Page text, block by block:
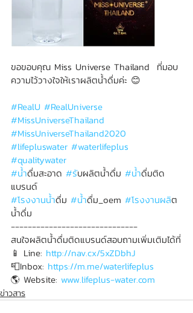
ขอขอบคุณ Miss Universe Thailand  ที่มอบ
ความไว้วางใจให้เราผลิตน้ำดื่มค่ะ 😊
#RealU #RealUniverse
#MissUniverseThailand
#MissUniverseThailand2020
#lifepluswater #waterlifeplus
#qualitywater
#น้ำดื่มสะอาด #รับผลิตน้ำดื่ม #น้ำดื่มติด
แบรนด์
#โรงงานน้ำดื่ม #น้ำดื่ม_oem #โรงงานผลิต
น้ำดื่ม
------------------------------
สนใจผลิตน้ำดื่มติดแบรนด์สอบถามเพิ่มเติมได้ที่
📱 Line: http://nav.cx/5xZDbhJ
📮Inbox: https://m.me/waterlifeplus
🌎 Website: www.lifeplus-water.com
ข่าวสาร